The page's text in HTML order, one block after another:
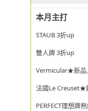
本月主打
STAUB 3折up
雙人牌 3折up
Vermicular★新品
法國Le Creuset★
PERFECT理想牌